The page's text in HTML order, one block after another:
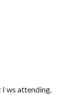
I ws attending.